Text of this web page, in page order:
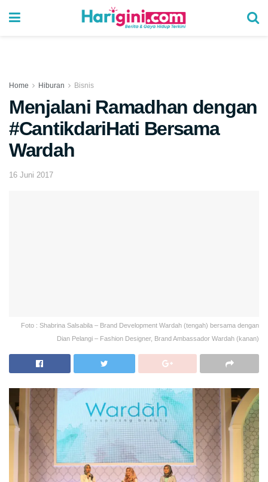
Home Hiburan Bisnis
Menjalani Ramadhan dengan
#CantikdariHati Bersama
Wardah
16 Juni 2017
Foto : Shabrina Salsabila – Brand Development Wardah (tengah) bersama dengan
Dian Pelangi – Fashion Designer, Brand Ambassador Wardah (kanan)